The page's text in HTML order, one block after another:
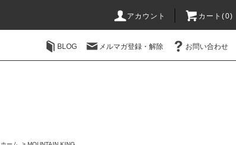
アカウント カート(0)
BLOG メルマガ登録・解除 お問い合わせ